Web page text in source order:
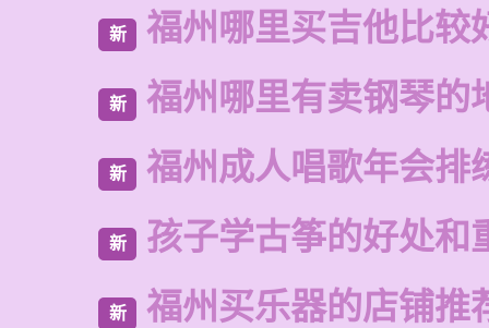
新 福州哪里买吉他比较
新 福州哪里有卖钢琴的
新 福州成人唱歌年会排
新 孩子学古筝的好处和
新 福州买乐器的店铺推